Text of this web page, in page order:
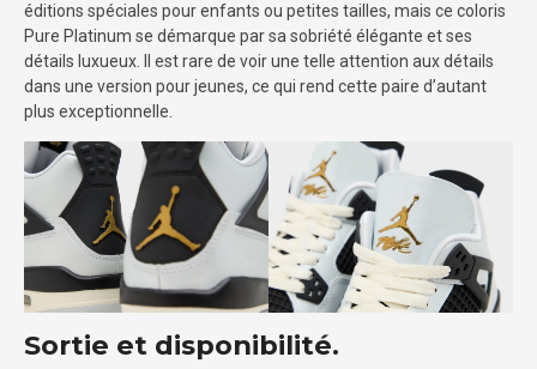
éditions spéciales pour enfants ou petites tailles, mais ce coloris
Pure Platinum se démarque par sa sobriété élégante et ses
détails luxueux. Il est rare de voir une telle attention aux détails
dans une version pour jeunes, ce qui rend cette paire d’autant
plus exceptionnelle.
Sortie et disponibilité.